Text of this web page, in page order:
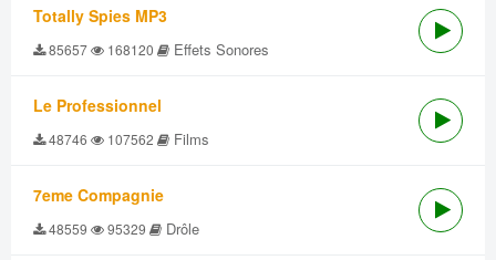
Totally Spies MP3
85657 168120 Effets Sonores
Le Professionnel
48746 107562 Films
7eme Compagnie
48559 95329 Drôle